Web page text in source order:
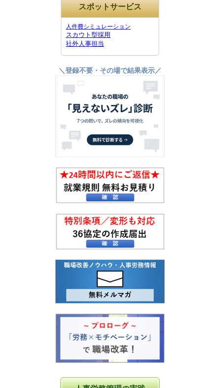
スポットサービス
人件費シミュレーション
スカウト型採用
社外人事担当
＼登録不要・その場で結果表示／